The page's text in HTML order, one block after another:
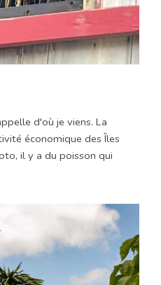
d'où je viens. La
économique des Îles
il y a du poisson qui